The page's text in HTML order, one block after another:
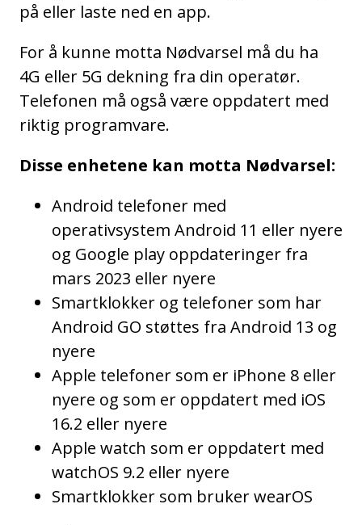
på eller laste ned en app.
For å kunne motta Nødvarsel må du ha
4G eller 5G dekning fra din operatør.
Telefonen må også være oppdatert med
riktig programvare.
Disse enhetene kan motta Nødvarsel:
Android telefoner med
operativsystem Android 11 eller nyere
og Google play oppdateringer fra
mars 2023 eller nyere
Smartklokker og telefoner som har
Android GO støttes fra Android 13 og
nyere
Apple telefoner som er iPhone 8 eller
nyere og som er oppdatert med iOS
16.2 eller nyere
Apple watch som er oppdatert med
watchOS 9.2 eller nyere
Smartklokker som bruker wearOS